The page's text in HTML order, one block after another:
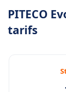
PITECO
tarifs